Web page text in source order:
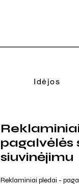
Idėjos
pagalvėlės
siuvinėjimu
Reklaminiai pledai -